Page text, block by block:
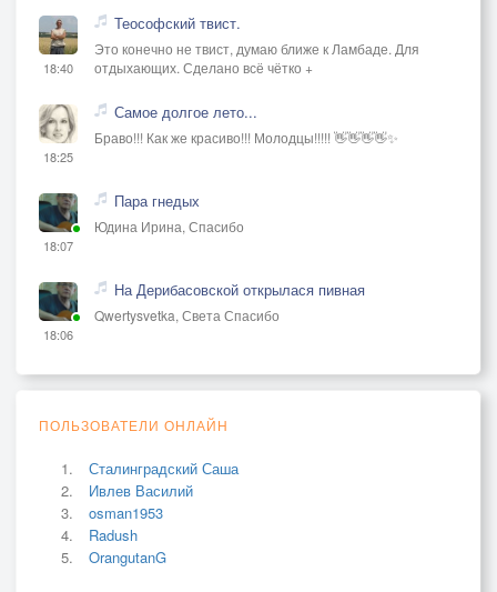
18:40
Теософский твист.
Это конечно не твист, думаю ближе к Ламбаде. Для
отдыхающих. Сделано всё чётко +
18:25
Самое долгое лето...
Браво!!! Как же красиво!!! Молодцы!!!!! 👋👋👋👋✨
18:07
Пара гнедых
Юдина Ирина, Спасибо
18:06
На Дерибасовской открылася пивная
Qwertysvetka, Света Спасибо
ПОЛЬЗОВАТЕЛИ ОНЛАЙН
Сталинградский Саша
Ивлев Василий
osman1953
Radush
OrangutanG